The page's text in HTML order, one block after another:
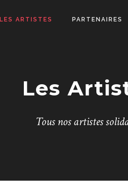
LES ARTISTES PARTENAIRES
Les
Tous nos artistes